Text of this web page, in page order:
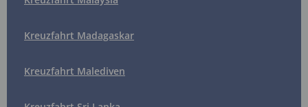
Kreuzfahrt Madagaskar
Kreuzfahrt Malediven